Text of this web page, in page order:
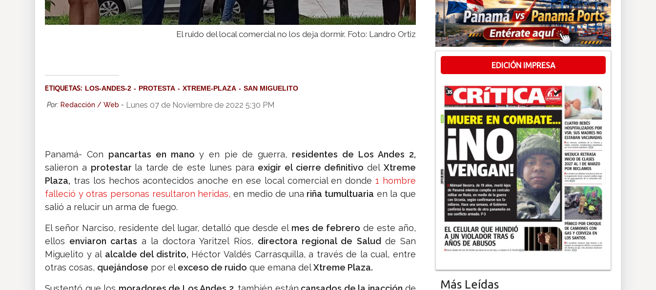
El ruido del local comercial no los deja dormir. Foto: Landro Ortiz
ETIQUETAS: LOS-ANDES-2 PROTESTA XTREME-PLAZA SAN MIGUELITO
Por: Redacción / Web - Lunes 07 de Noviembre de 2022 5:30 PM
Panamá- Con pancartas en mano y en pie de guerra, residentes de Los Andes 2,
salieron a protestar la tarde de este lunes para exigir el cierre definitivodelXtreme
Plaza, tras los hechos acontecidos anoche en ese local comercial en donde1 hombre
falleció y otras personas resultaron heridas, en medio de una riña tumultuaria en la que
salió a relucir un arma de fuego.
El señor Narciso, residente del lugar, detalló que desde elmes de febrero de este año,
ellos enviaron cartas a la doctora Yaritzel Ríos, directora regional de Salud de San
Miguelito y alalcalde del distrito, Héctor Valdés Carrasquilla, a través de la cual, entre
otras cosas, quejándose por elexceso de ruido que emana delXtreme Plaza.
EDICIÓN IMPRESA
Más Leídas